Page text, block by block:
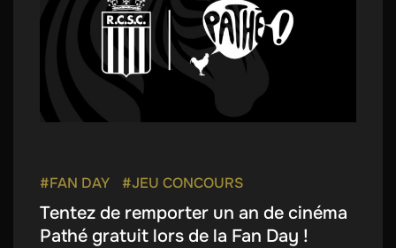
#FAN DAY #JEU CONCOURS
Tentez de remporter un an de cinéma
Pathé gratuit lors de la Fan Day !